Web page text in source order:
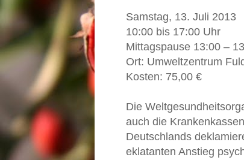
Samstag, 13. Juli 2013
10:00 bis 17:00 Uhr
Mittagspause 13:00 –
Ort: Umweltzentrum
Kosten: 75,00 €
Die
auch die Krankenkassen
Deutschlands
eklatanten Anstieg